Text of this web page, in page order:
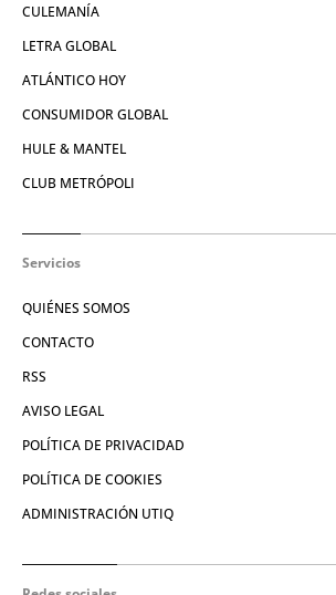
CULEMANÍA
LETRA GLOBAL
ATLÁNTICO HOY
CONSUMIDOR GLOBAL
HULE & MANTEL
CLUB METRÓPOLI
Servicios
QUIÉNES SOMOS
CONTACTO
RSS
AVISO LEGAL
POLÍTICA DE PRIVACIDAD
POLÍTICA DE COOKIES
ADMINISTRACIÓN UTIQ